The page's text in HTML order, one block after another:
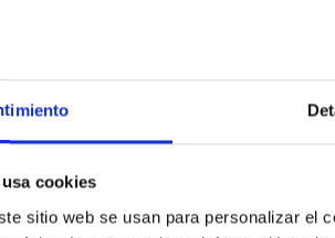
cookies
sitio web se usan para personalizar el